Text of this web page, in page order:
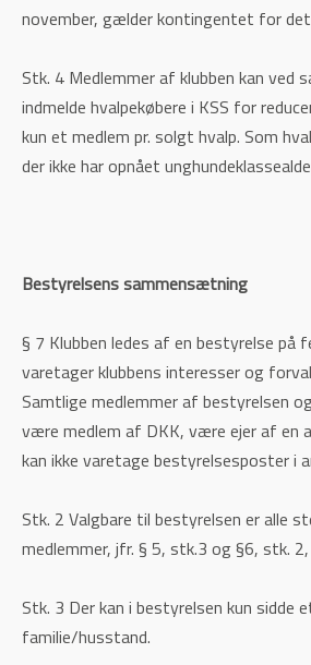
november, gælder kontingentet for
Stk. 4 Medlemmer af klubben kan ved
indmelde hvalpekøbere i KSS for
kun et medlem pr. solgt hvalp. Som
der ikke har opnået
Bestyrelsens sammensætning
§ 7 Klubben ledes af en bestyrelse på
varetager klubbens interesser og
Samtlige medlemmer af bestyrelsen
være medlem af DKK, være ejer af en
kan ikke varetage bestyrelsesposter i
Stk. 2 Valgbare til bestyrelsen er alle
medlemmer, jfr. § 5, stk.3 og §6, stk.
Stk. 3 Der kan i bestyrelsen kun sidde
familie/husstand.